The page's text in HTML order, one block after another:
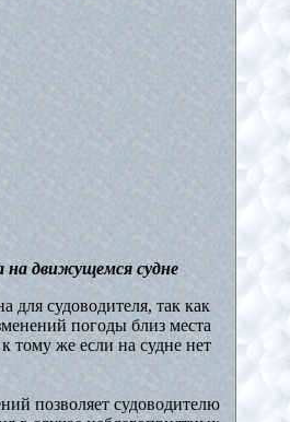
на движущемся судне
для судоводителя, так как
погоды близ места
тому же если на судне нет
позволяет судоводителю